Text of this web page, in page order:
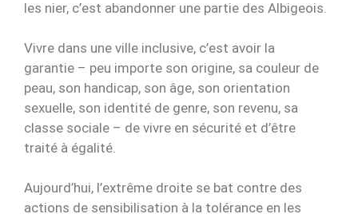
les nier, c’est abandonner une partie des Albigeois.
Vivre dans une ville inclusive, c’est avoir la
garantie – peu importe son origine, sa couleur de
peau, son handicap, son âge, son orientation
sexuelle, son identité de genre, son revenu, sa
classe sociale – de vivre en sécurité et d’être
traité à égalité.
Aujourd’hui, l’extrême droite se bat contre des
actions de sensibilisation à la tolérance en les